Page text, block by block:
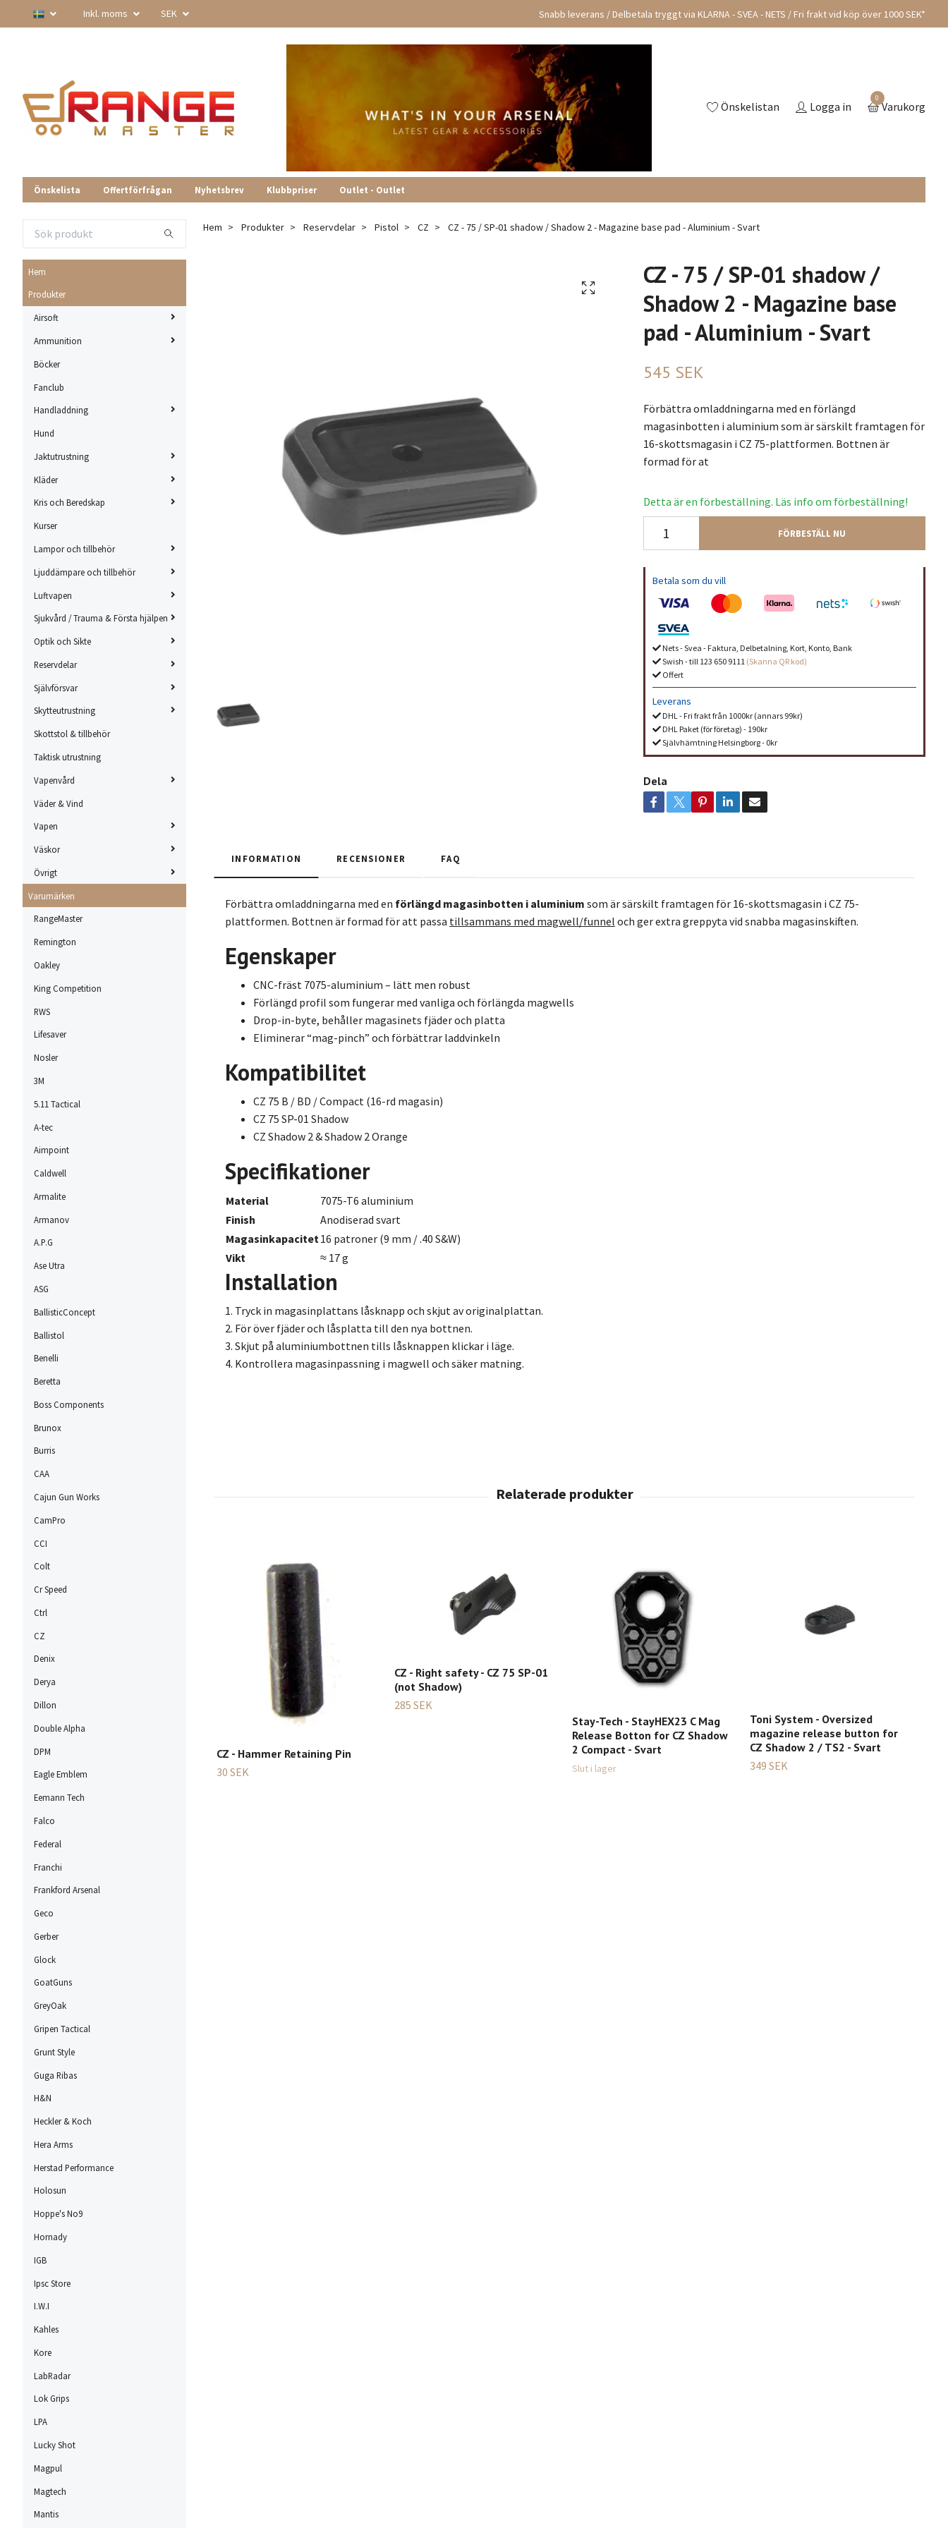
Inkl. moms SEK Snabb leverans / Delbetala tryggt via KLARNA - SVEA - NETS / Fri frakt vid köp över 1000 SEK*
Önskelistan Logga in
0
Varukorg
Önskelista Offertförfrågan Nyhetsbrev Klubbpriser Outlet - Outlet
Hem
Produkter
Airsoft
Ammunition
Böcker
Fanclub
Handladdning
Hund
Jaktutrustning
Kläder
Kris och Beredskap
Kurser
Lampor och tillbehör
Ljuddämpare och tillbehör
Luftvapen
Sjukvård / Trauma & Första hjälpen
Optik och Sikte
Reservdelar
Självförsvar
Skytteutrustning
Skottstol & tillbehör
Taktisk utrustning
Vapenvård
Väder & Vind
Vapen
Väskor
Övrigt
Varumärken
RangeMaster
Remington
Oakley
King Competition
RWS
Lifesaver
Nosler
3M
5.11 Tactical
A-tec
Aimpoint
Caldwell
Armalite
Armanov
A.P.G
Ase Utra
ASG
BallisticConcept
Ballistol
Benelli
Beretta
Boss Components
Brunox
Burris
CAA
Cajun Gun Works
CamPro
CCI
Colt
Cr Speed
Ctrl
CZ
Denix
Derya
Dillon
Double Alpha
DPM
Eagle Emblem
Eemann Tech
Falco
Federal
Franchi
Frankford Arsenal
Geco
Gerber
Glock
GoatGuns
GreyOak
Gripen Tactical
Grunt Style
Guga Ribas
H&N
Heckler & Koch
Hera Arms
Herstad Performance
Holosun
Hoppe's No9
Hornady
IGB
Ipsc Store
I.W.I
Kahles
Kore
LabRadar
Lok Grips
LPA
Lucky Shot
Magpul
Magtech
Mantis
Hem Produkter Reservdelar Pistol CZ CZ - 75 / SP-01 shadow / Shadow 2 - Magazine base pad - Aluminium - Svart
CZ - 75 / SP-01 shadow /
Shadow 2 - Magazine base
pad - Aluminium - Svart
545 SEK
Förbättra omladdningarna med en förlängd
magasinbotten i aluminium som är särskilt framtagen för
16-skottsmagasin i CZ 75-plattformen. Bottnen är
formad för at
Detta är en förbeställning. Läs info om förbeställning!
FÖRBESTÄLL NU
Betala som du vill
Nets - Svea - Faktura, Delbetalning, Kort, Konto, Bank
Swish - till 123 650 9111 (Skanna QR kod)
Offert
Leverans
DHL - Fri frakt från 1000kr (annars 99kr)
DHL Paket (för företag) - 190kr
Självhämtning Helsingborg - 0kr
Dela
INFORMATION RECENSIONER FAQ
Förbättra omladdningarna med en förlängd magasinbotten i aluminium som är särskilt framtagen för 16-skottsmagasin i CZ 75-
plattformen. Bottnen är formad för att passa tillsammans med magwell/funnel och ger extra greppyta vid snabba magasinskiften.
Egenskaper
CNC-fräst 7075-aluminium – lätt men robust
Förlängd profil som fungerar med vanliga och förlängda magwells
Drop-in-byte, behåller magasinets fjäder och platta
Eliminerar “mag-pinch” och förbättrar ladd­vinkeln
Kompatibilitet
CZ 75 B / BD / Compact (16-rd magasin)
CZ 75 SP-01 Shadow
CZ Shadow 2 & Shadow 2 Orange
Specifikationer
Material
7075-T6 aluminium
Finish
Anodiserad svart
Magasinkapacitet 16 patroner (9 mm / .40 S&W)
Vikt
≈ 17 g
Installation
1. Tryck in magasinplattans lås­knapp och skjut av original­plattan.
2. För över fjäder och lås­platta till den nya bottnen.
3. Skjut på aluminium­bottnen tills lås­knappen klickar i läge.
4. Kontrollera magasin­passning i magwell och säker matning.
CZ - Hammer Retaining Pin
30 SEK
CZ - Right safety - CZ 75 SP-01
(not Shadow)
285 SEK
Stay-Tech - StayHEX23 C Mag
Release Botton for CZ Shadow
2 Compact - Svart
Slut i lager
Toni System - Oversized
magazine release button for
CZ Shadow 2 / TS2 - Svart
349 SEK